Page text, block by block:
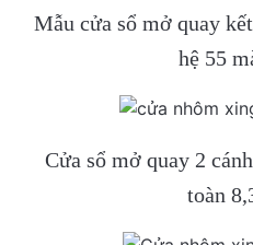
Mẫu cửa sổ mở quay
hệ 55
Cửa sổ mở quay 2
toàn